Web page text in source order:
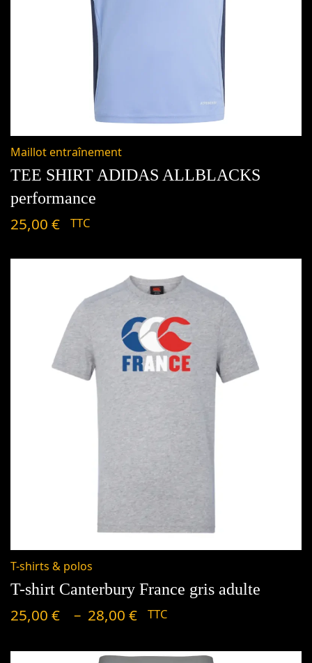
Maillot entraînement
TEE SHIRT ADIDAS ALLBLACKS
performance
25,00 € TTC
T-shirts & polos
T-shirt Canterbury France gris adulte
25,00 € – 28,00 €
Plage
prix :
25,00 €
TTC